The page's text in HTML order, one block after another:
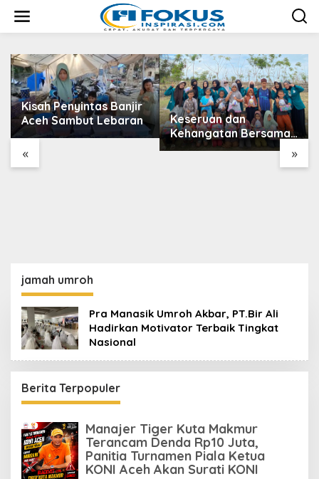
w
« »
Kisah Penyintas Banjir
Aceh Sambut Lebaran
Keseruan dan
Kehangatan Bersama
Anak-anak Desa Kuala
jamah umroh
Pra Manasik Umroh Akbar, PT.Bir Ali
Hadirkan Motivator Terbaik Tingkat
Nasional
Berita Terpopuler
Manajer Tiger Kuta Makmur
Terancam Denda Rp10 Juta,
Panitia Turnamen Piala Ketua
KONI Aceh Akan Surati KONI